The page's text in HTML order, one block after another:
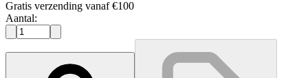
Gratis verzending vanaf €100
Aantal: